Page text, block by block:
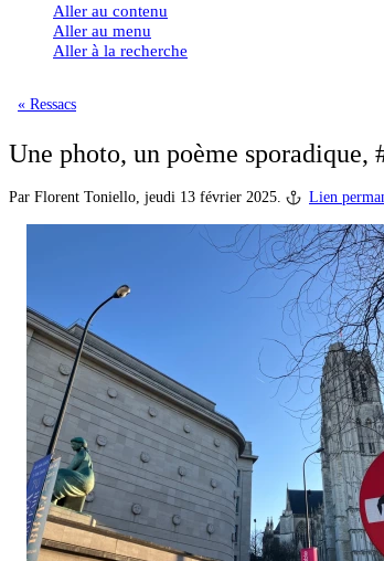
Aller au contenu
Aller au menu
Aller à la recherche
« Ressacs
Une photo, un poème sporadique,
Par Florent Toniello, jeudi 13 février 2025. Lien